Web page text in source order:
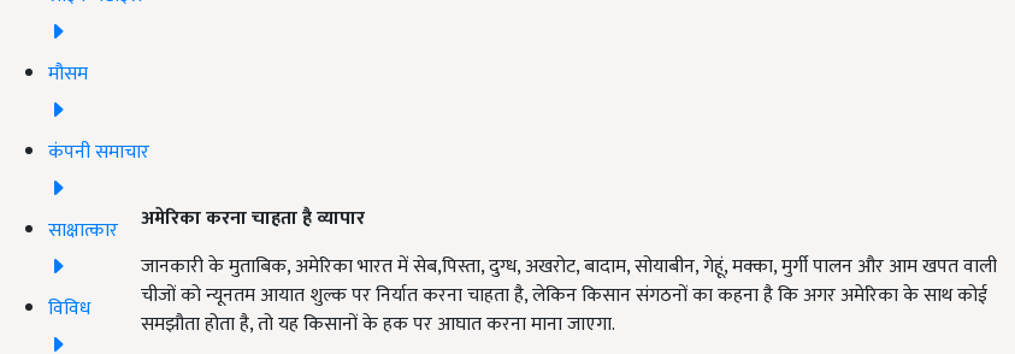
मौसम
कंपनी समाचार
साक्षात्कार
विविध
अमेरिका करना चाहता है व्यापार
जानकारी के मुताबिक, अमेरिका भारत में सेब,पिस्ता, दुग्ध, अखरोट, बादाम, सोयाबीन, गेहूं, मक्का, मुर्गी पालन और आम खपत वाली
चीजों को न्यूनतम आयात शुल्क पर निर्यात करना चाहता है, लेकिन किसान संगठनों का कहना है कि अगर अमेरिका के साथ कोई
समझौता होता है, तो यह किसानों के हक पर आघात करना माना जाएगा.